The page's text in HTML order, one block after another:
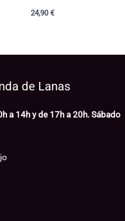
24,90€
de Lanas
a 14h y de 17h a 20h. Sábado